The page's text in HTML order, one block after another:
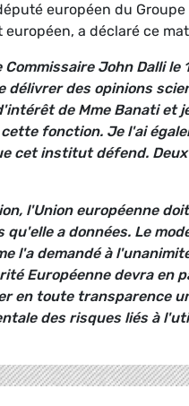
européen du
européen, a déclaré ce
Commissaire John Dalli
délivrer des opinions
de Mme Banati et
fonction. Je l'ai
cet institut défend.
l'Union européenne
qu'elle a données. Le
l'a demandé à
Européenne devra en
en toute transparence
des risques liés à